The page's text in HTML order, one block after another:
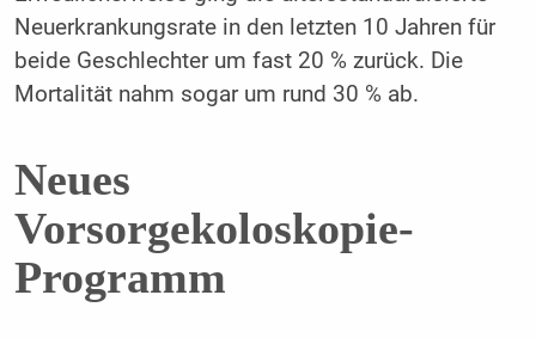
Neuerkrankungsrate in den letzten 10 Jahren für
beide Geschlechter um fast 20 % zurück. Die
Mortalität nahm sogar um rund 30 % ab.
Neues
Vorsorgekoloskopie-
Programm